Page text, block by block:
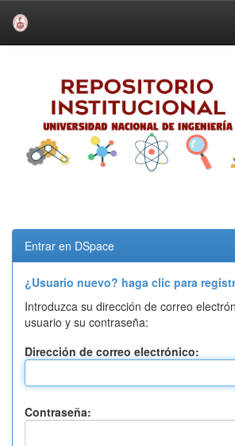
Entrar en DSpace
¿Usuario nuevo? haga clic para
Introduzca su dirección de correo
usuario y su contraseña:
Dirección de correo electrónico:
Contraseña: